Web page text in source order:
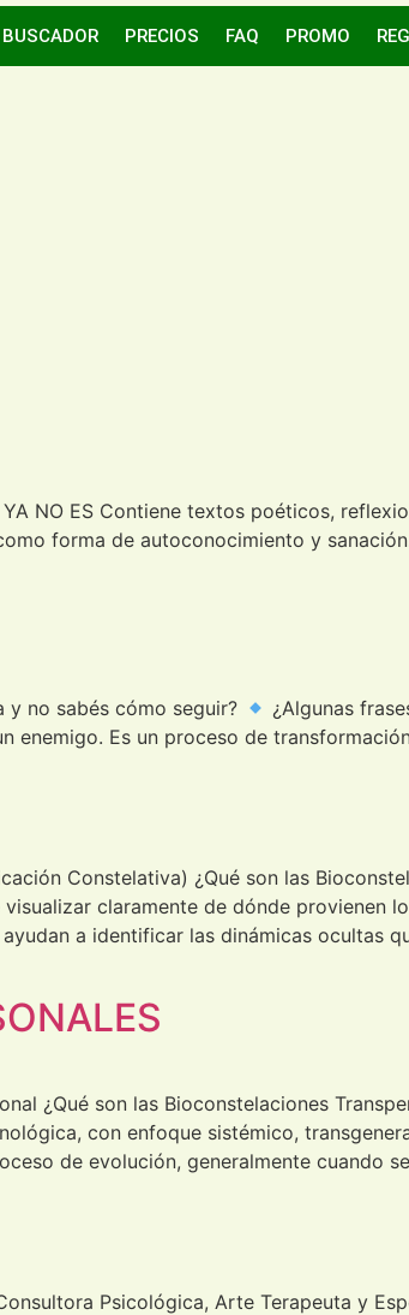
BUSCADOR PRECIOS FAQ PROMO
NO ES Contiene textos poéticos,
forma de autoconocimiento y
y no sabés cómo seguir?
¿Algunas
enemigo. Es un proceso de
Constelativa) ¿Qué son las
claramente de dónde provienen
a identificar las dinámicas ocultas
¿Qué son las Bioconstelaciones
con enfoque sistémico,
de evolución, generalmente cuando
Psicológica, Arte Terapeuta y